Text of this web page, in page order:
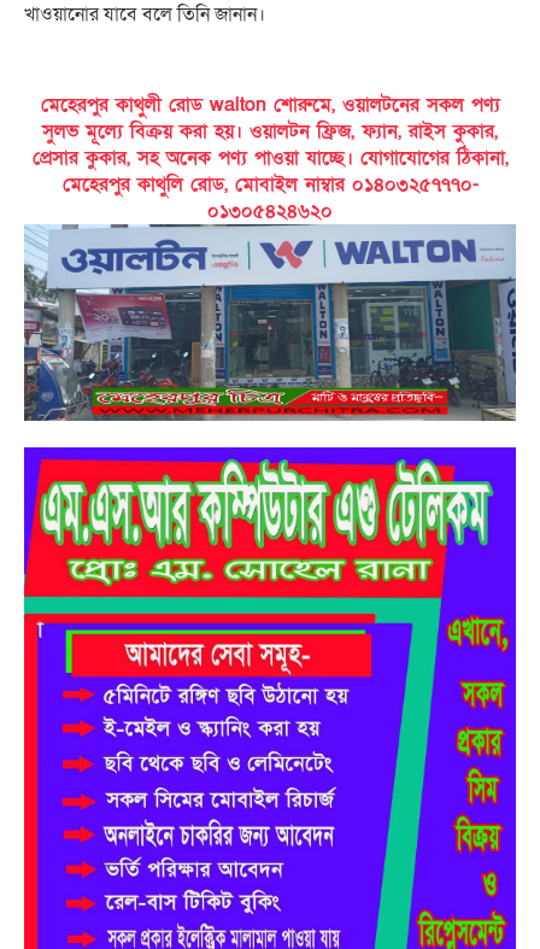
খাওয়ানোর যাবে বলে তিনি জানান।
মেহেরপুর কাথুলী রোড walton শোরুমে, ওয়ালটনের সকল পণ্য
সুলভ মূল্যে বিক্রয় করা হয়। ওয়ালটন ফ্রিজ, ফ্যান, রাইস কুকার,
প্রেসার কুকার, সহ অনেক পণ্য পাওয়া যাচ্ছে। যোগাযোগের ঠিকানা,
মেহেরপুর কাথুলি রোড, মোবাইল নাম্বার ০১৪০৩২৫৭৭৭০-
০১৩০৫৪২৪৬২০